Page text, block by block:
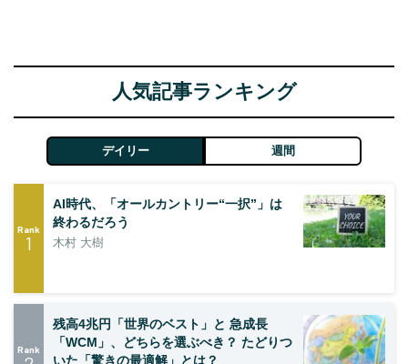
人気記事ランキング
デイリー 週間
Rank
1
AI時代、「オールカントリー“一択”」は
終わるだろう
木村 大樹
Rank
残高4兆円「世界のベスト」と 急成長
「WCM」、どちらを選ぶべき？ たどりつ
いた「驚きの最適解」とは？